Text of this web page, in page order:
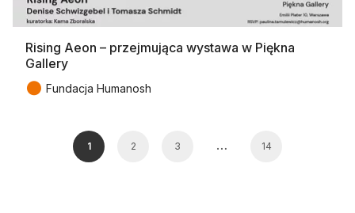
Rising Aeon – przejmująca wystawa w Piękna
Gallery
● Fundacja Humanosh
1 2 3 … 14